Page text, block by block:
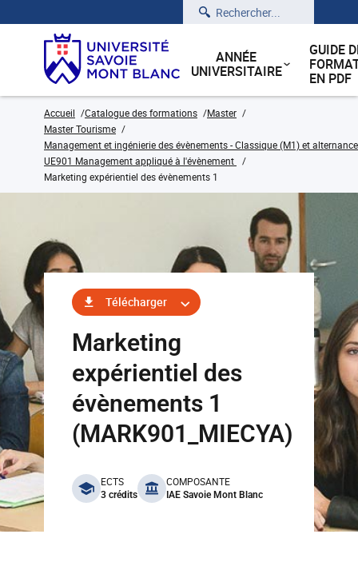
Rechercher
ANNÉE
UNIVERSITAIRE
GUIDE
EN PDF
Accueil Catalogue des formations
Master
Master Tourisme
Management et ingénierie des évènements - Classique (M1) et
UE901 Management appliqué à l'évènement
Marketing expérientiel des évènements 1
Télécharger
Marketing
expérientiel des
évènements 1
(MARK901_MIECYA)
benefits
ECTS
3 crédits
COMPOSANTE
IAE Savoie Mont Blanc